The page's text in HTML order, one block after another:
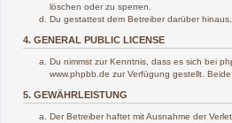
löschen oder zu sperren.
Du gestattest dem Betreiber darüber
4. GENERAL PUBLIC LICENSE
Du nimmst zur Kenntnis, dass es sich bei
www.phpbb.de zur Verfügung gestellt.
5. GEWÄHRLEISTUNG
Der Betreiber haftet mit Ausnahme der